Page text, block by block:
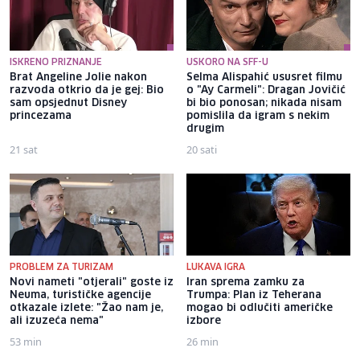
ISKRENO PRIZNANJE
Brat Angeline Jolie nakon
razvoda otkrio da je gej: Bio
sam opsjednut Disney
princezama
21 sat
USKORO NA SFF-U
Selma Alispahić ususret filmu
o "Ay Carmeli": Dragan Jovičić
bi bio ponosan; nikada nisam
pomislila da igram s nekim
drugim
20 sati
PROBLEM ZA TURIZAM
Novi nameti "otjerali" goste iz
Neuma, turističke agencije
otkazale izlete: "Žao nam je,
ali izuzeća nema"
53 min
LUKAVA IGRA
Iran sprema zamku za
Trumpa: Plan iz Teherana
mogao bi odlučiti američke
izbore
26 min